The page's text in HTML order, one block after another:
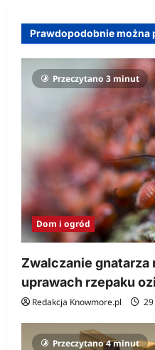
Prawdopodobnie można
Przeczytano 3 minut
Dom i ogród
Zwalczanie gnatarza
uprawach rzepaku
Redakcja Knowmore.pl
Przeczytano 4 minut